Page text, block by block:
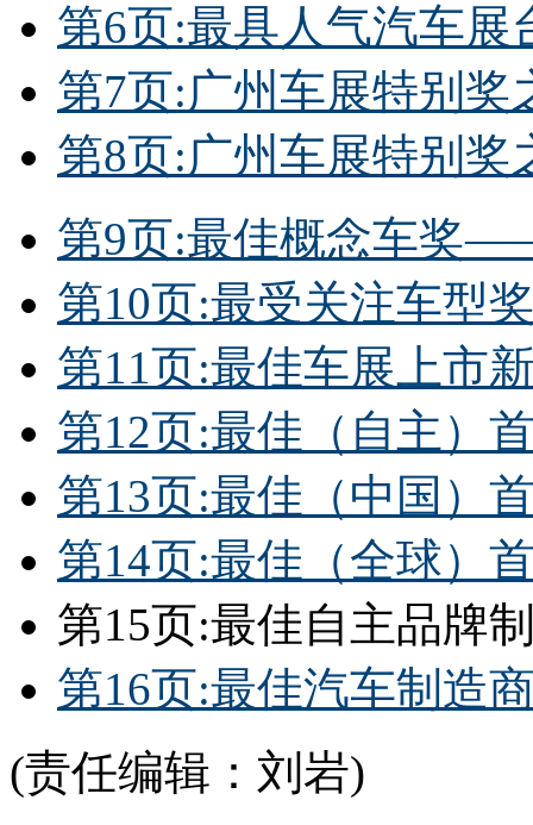
第6页:最具人气汽车
第7页:广州车展特别
第8页:广州车展特别
第9页:最佳概念车奖
第10页:最受关注车型
第11页:最佳车展上市
第12页:最佳（自主）
第13页:最佳（中国）
第14页:最佳（全球）
第15页:最佳自主品牌
第16页:最佳汽车制造
(责任编辑：刘岩)